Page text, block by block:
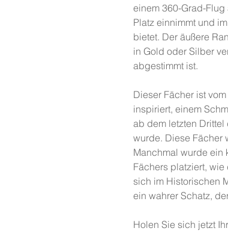
einem 360-Grad-
Platz einnimmt und
bietet. Der äußere
in Gold oder Silber
abgestimmt ist.
Dieser Fächer ist
inspiriert, einem
ab dem letzten
wurde. Diese Fächer
Manchmal wurde ein
Fächers platziert,
sich im Historischen
ein wahrer Schatz,
Holen Sie sich jetzt